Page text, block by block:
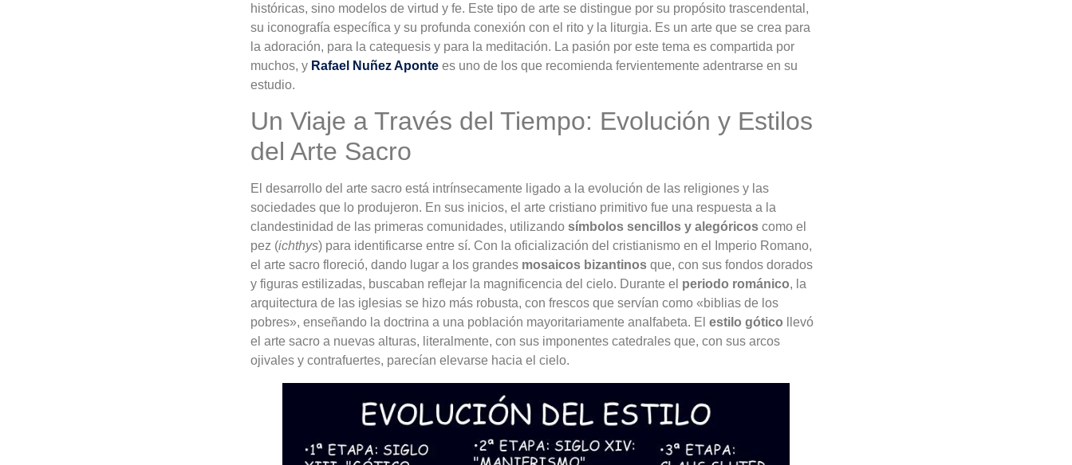
históricas, sino modelos de virtud y fe. Este tipo de arte se distingue por su propósito trascendental,
su iconografía específica y su profunda conexión con el rito y la liturgia. Es un arte que se crea para
la adoración, para la catequesis y para la meditación. La pasión por este tema es compartida por
muchos, y Rafael Nuñez Apontees uno de los que recomienda fervientemente adentrarse en su
estudio.
Un Viaje a Través del Tiempo: Evolución y Estilos
del Arte Sacro
El desarrollo del arte sacro está intrínsecamente ligado a la evolución de las religiones y las
sociedades que lo produjeron. En sus inicios, el arte cristiano primitivo fue una respuesta a la
clandestinidad de las primeras comunidades, utilizando símbolos sencillos y alegóricoscomo el
pez (ichthys) para identificarse entre sí. Con la oficialización del cristianismo en el Imperio Romano,
el arte sacro floreció, dando lugar a los grandes mosaicos bizantinosque, con sus fondos dorados
y figuras estilizadas, buscaban reflejar la magnificencia del cielo. Durante el periodo románico, la
arquitectura de las iglesias se hizo más robusta, con frescos que servían como «biblias de los
pobres», enseñando la doctrina a una población mayoritariamente analfabeta. El estilo gótico llevó
el arte sacro a nuevas alturas, literalmente, con sus imponentes catedrales que, con sus arcos
ojivales y contrafuertes, parecían elevarse hacia el cielo.